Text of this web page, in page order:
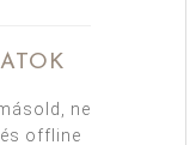
ne
offline